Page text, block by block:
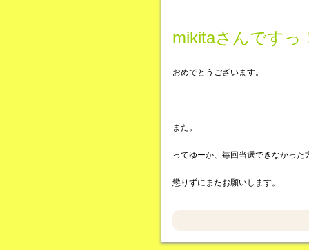
mikitaさんですっ
おめでとうございます。
また。
ってゆーか、毎回当選できなかった
懲りずにまたお願いします。